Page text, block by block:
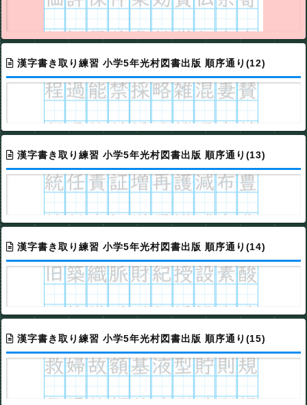
漢字書き取り練習 小学5年光村図書出版 順序通り(12)
漢字書き取り練習 小学5年光村図書出版 順序通り(13)
漢字書き取り練習 小学5年光村図書出版 順序通り(14)
漢字書き取り練習 小学5年光村図書出版 順序通り(15)